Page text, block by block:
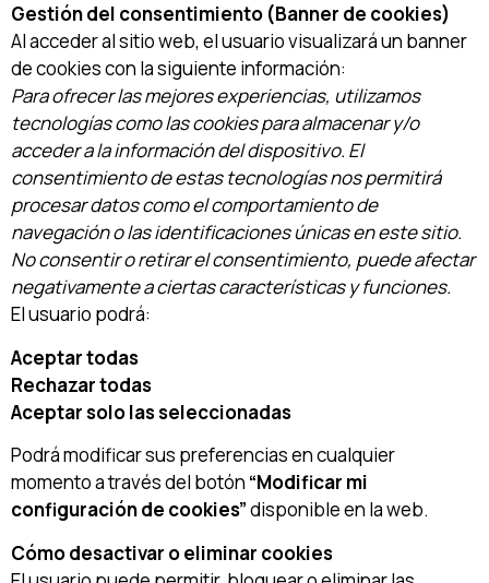
Gestión del consentimiento (Banner de cookies)
Al acceder al sitio web, el usuario visualizará un banner
de cookies con la siguiente información:
Para ofrecer las mejores experiencias, utilizamos
tecnologías como las cookies para almacenar y/o
acceder a la información del dispositivo. El
consentimiento de estas tecnologías nos permitirá
procesar datos como el comportamiento de
navegación o las identificaciones únicas en este sitio.
No consentir o retirar el consentimiento, puede afectar
negativamente a ciertas características y funciones.
El usuario podrá:
Aceptar todas
Rechazar todas
Aceptar solo las seleccionadas
Podrá modificar sus preferencias en cualquier
momento a través del botón “Modificar mi
configuración de cookies”disponible en la web.
Cómo desactivar o eliminar cookies